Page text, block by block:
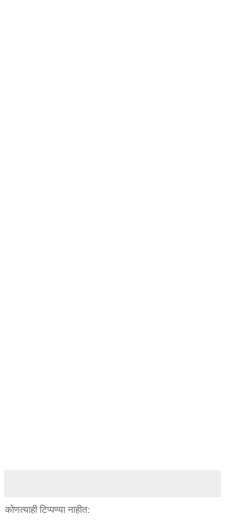
कोणत्याही टिप्पण्‍या नाहीत: